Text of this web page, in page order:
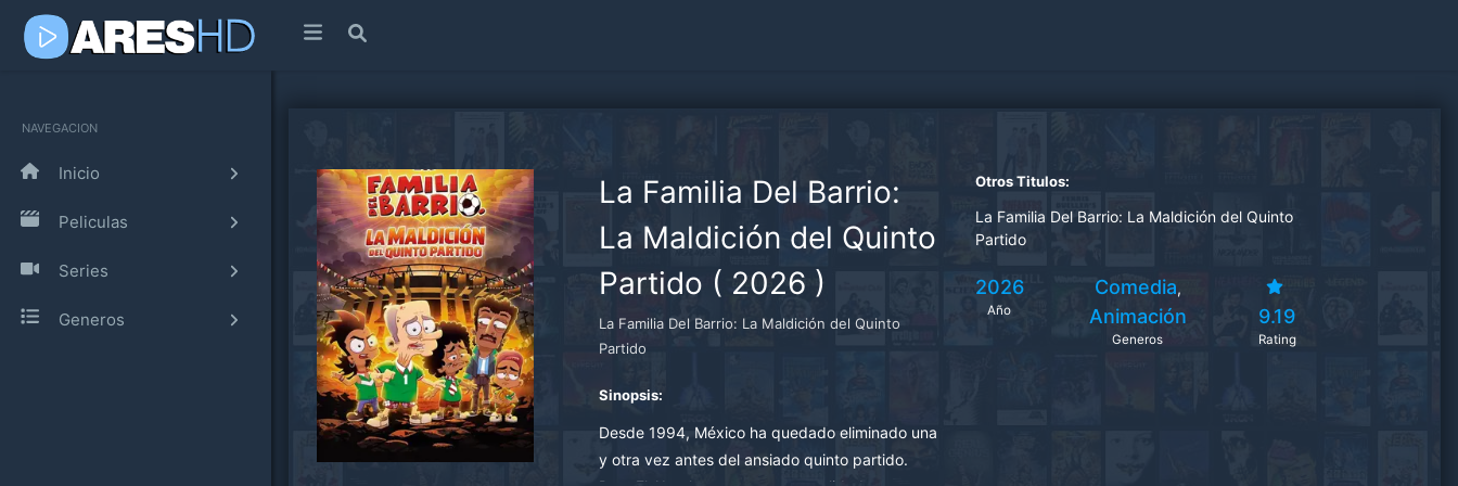
NAVEGACION
Inicio
Peliculas
Series
Generos
La Familia Del Barrio:
La Maldición del Quinto
Partido ( 2026 )
La Familia Del Barrio: La Maldición del Quinto
Partido
Sinopsis:
Desde 1994, México ha quedado eliminado una
y otra vez antes del ansiado quinto partido.
Otros Titulos:
La Familia Del Barrio: La Maldición del Quinto
Partido
2026
Año
Comedia,
Animación
Generos
9.19
Rating